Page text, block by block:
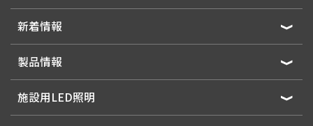
新着情報
製品情報
施設用LED照明